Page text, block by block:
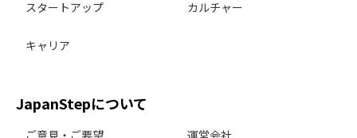
スタートアップ カルチャー
キャリア
JapanStepについて